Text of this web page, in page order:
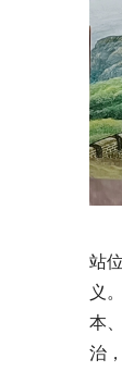
站
义
本
治